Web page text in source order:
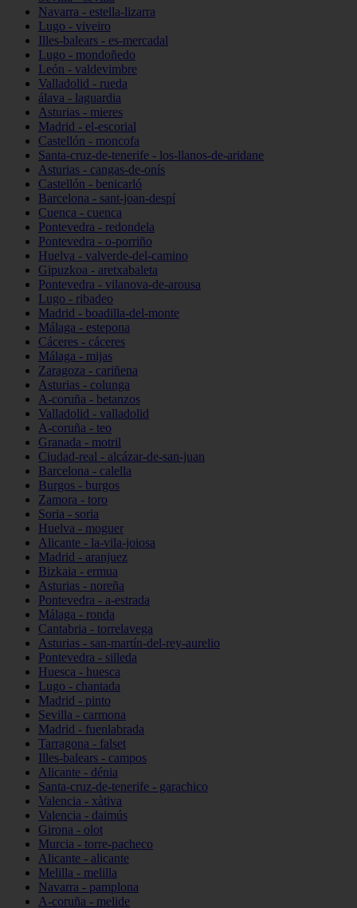
Navarra - estella-lizarra
Lugo - viveiro
Illes-balears - es-mercadal
Lugo - mondoñedo
León - valdevimbre
Valladolid - rueda
álava - laguardia
Asturias - mieres
Madrid - el-escorial
Castellón - moncofa
Santa-cruz-de-tenerife - los-llanos-de-aridane
Asturias - cangas-de-onís
Castellón - benicarló
Barcelona - sant-joan-despí
Cuenca - cuenca
Pontevedra - redondela
Pontevedra - o-porriño
Huelva - valverde-del-camino
Gipuzkoa - aretxabaleta
Pontevedra - vilanova-de-arousa
Lugo - ribadeo
Madrid - boadilla-del-monte
Málaga - estepona
Cáceres - cáceres
Málaga - mijas
Zaragoza - cariñena
Asturias - colunga
A-coruña - betanzos
Valladolid - valladolid
A-coruña - teo
Granada - motril
Ciudad-real - alcázar-de-san-juan
Barcelona - calella
Burgos - burgos
Zamora - toro
Soria - soria
Huelva - moguer
Alicante - la-vila-joiosa
Madrid - aranjuez
Bizkaia - ermua
Asturias - noreña
Pontevedra - a-estrada
Málaga - ronda
Cantabria - torrelavega
Asturias - san-martín-del-rey-aurelio
Pontevedra - silleda
Huesca - huesca
Lugo - chantada
Madrid - pinto
Sevilla - carmona
Madrid - fuenlabrada
Tarragona - falset
Illes-balears - campos
Alicante - dénia
Santa-cruz-de-tenerife - garachico
Valencia - xàtiva
Valencia - daimús
Girona - olot
Murcia - torre-pacheco
Alicante - alicante
Melilla - melilla
Navarra - pamplona
A-coruña - melide